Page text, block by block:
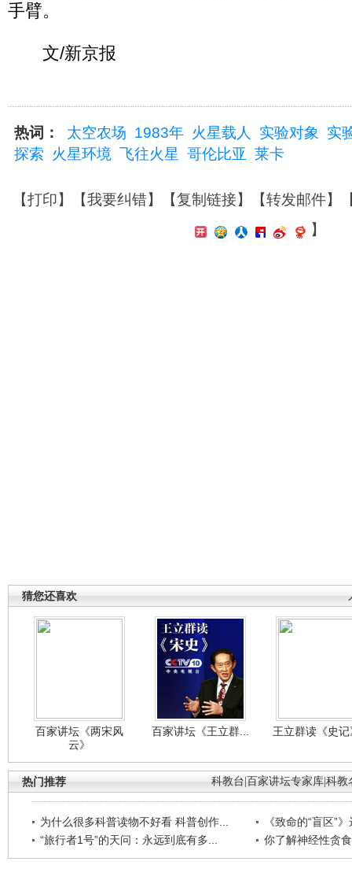
手臂。
文/新京报
热词： 太空农场 1983年 火星载人 实验对象
实
探索
火星环境 飞往火星 哥伦比亚 莱卡
【打印】【我要纠错】【复制链接】【转发邮件】
】
猜您还喜欢
百家讲坛《两宋风
云》
百家讲坛《王立群... 王立群读《史
科教台 百家讲坛专家库 科教
热门推荐
为什么很多科普读物不好看 科普创作...
《致命的“盲区”
“旅行者1号”的天问：永远到底有多...
你了解神经性贪